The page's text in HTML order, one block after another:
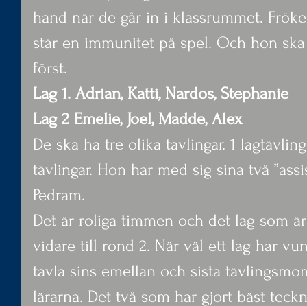
hand när de går in i klassrummet.
står en immunitet på spel. Och hon
först.
Lag 1. Adrian, Katti, Nardos, Stephanie
Lag 2 Emelie, Joel, Madde, Alex
De ska ha tre olika tävlingar. 1
tävlingar. Hon har med sig sina två
Pedram.
Det är roliga timmen och det lag som
vidare till rond 2. När väl ett lag har
tävla sins emellan och sista
lärarna. Det två som har gjort bäst